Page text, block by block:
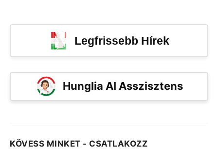
Legfrissebb Hírek
Hunglia AI Asszisztens
KÖVESS MINKET - CSATLAKOZZ